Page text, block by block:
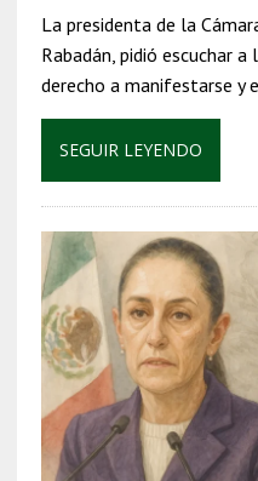
La presidenta de la
Rabadán, pidió escuchar
derecho a manifestarse y
SEGUIR LEYENDO